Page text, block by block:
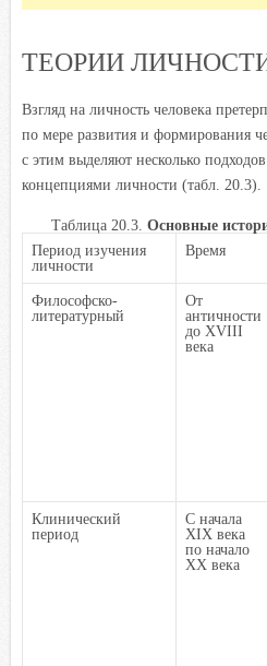
ТЕОРИИ
Взгляд на личность человека
по мере развития и формирования
с этим выделяют несколько
концепциями личности (табл. 20.3).
Таблица 20.3. Основные
Период изучения
личности
Время
Философско-
литературный
От
античности
до XVIII
века
Клинический
период
С начала
XIX века
по начало
ХХ века